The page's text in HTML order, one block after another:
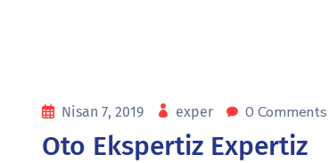
Nisan 7, 2019 exper 0 Comments
Oto Ekspertiz Expertiz